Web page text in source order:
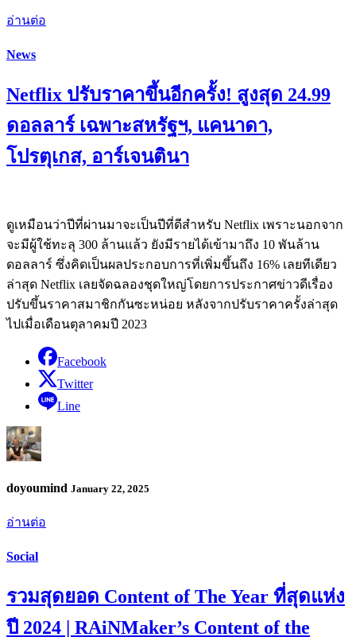
อ่านต่อ
News
Netflix ปรับราคาขึ้นอีกครั้ง! สูงสุด 24.99
ดอลลาร์ เฉพาะสหรัฐฯ, แคนาดา,
โปรตุเกส, อาร์เจนตินา
ดูเหมือนว่าปีที่ผ่านมาจะเป็นปีที่ดีสำหรับ Netflix เพราะนอกจาก
จะมีผู้ใช้ทะลุ 300 ล้านแล้ว ยังมีรายได้เข้ามาถึง 10 พันล้าน
ดอลลาร์ ซึ่งคิดเป็นผลประกอบการที่เพิ่มขึ้นถึง 16% เลยทีเดียว
ล่าสุด Netflix เลยจัดฉลองชุดใหญ่โดยการประกาศข่าวดีเรื่อง
ปรับขึ้นราคาสมาชิกกันซะหน่อย หลังจากปรับราคาครั้งล่าสุด
ไปเมื่อเดือนตุลาคมปี 2023
Facebook
Twitter
Line
doyoumind January 22, 2025
อ่านต่อ
Social
รวมสุดยอด Content of The Year ที่สุดแห่ง
ปี 2024 | RAiNMaker’s Content of the